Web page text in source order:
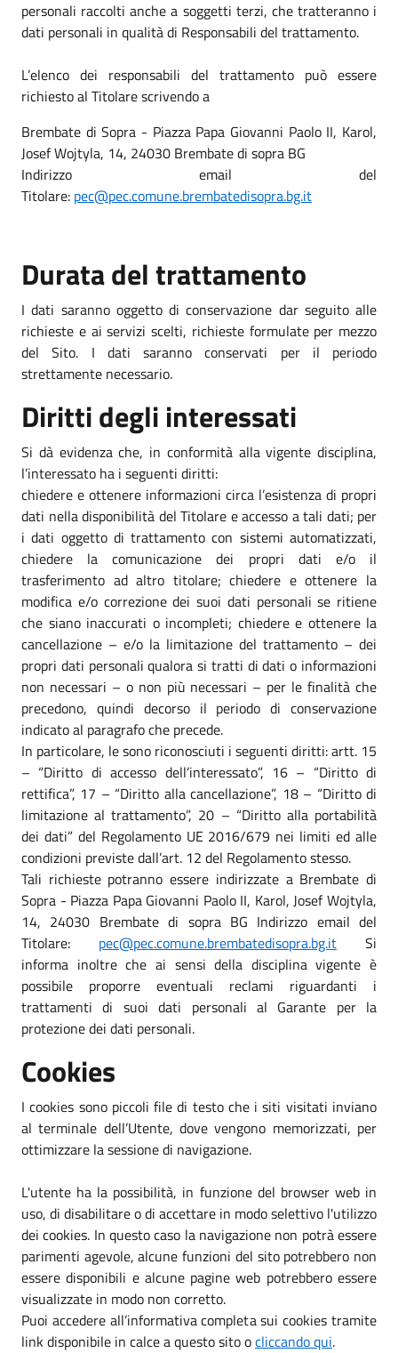
personali raccolti anche a soggetti terzi, che tratteranno i
dati personali in qualità di Responsabili del trattamento.
L’elenco dei responsabili del trattamento può essere
richiesto al Titolare scrivendo a
Brembate di Sopra - Piazza Papa Giovanni Paolo II, Karol,
Josef Wojtyla, 14, 24030 Brembate di sopra BG
Indirizzo email del
Titolare: pec@pec.comune.brembatedisopra.bg.it
Durata del trattamento
I dati saranno oggetto di conservazione dar seguito alle
richieste e ai servizi scelti, richieste formulate per mezzo
del Sito. I dati saranno conservati per il periodo
strettamente necessario.
Diritti degli interessati
Si dà evidenza che, in conformità alla vigente disciplina,
l’interessato ha i seguenti diritti:
chiedere e ottenere informazioni circa l’esistenza di propri
dati nella disponibilità del Titolare e accesso a tali dati; per
i dati oggetto di trattamento con sistemi automatizzati,
chiedere la comunicazione dei propri dati e/o il
trasferimento ad altro titolare; chiedere e ottenere la
modifica e/o correzione dei suoi dati personali se ritiene
che siano inaccurati o incompleti; chiedere e ottenere la
cancellazione – e/o la limitazione del trattamento – dei
propri dati personali qualora si tratti di dati o informazioni
non necessari – o non più necessari – per le finalità che
precedono, quindi decorso il periodo di conservazione
indicato al paragrafo che precede.
In particolare, le sono riconosciuti i seguenti diritti: artt. 15
– “Diritto di accesso dell’interessato”, 16 – “Diritto di
rettifica”, 17 – “Diritto alla cancellazione”, 18 – “Diritto di
limitazione al trattamento”, 20 – “Diritto alla portabilità
dei dati” del Regolamento UE 2016/679 nei limiti ed alle
condizioni previste dall’art. 12 del Regolamento stesso.
Tali richieste potranno essere indirizzate a Brembate di
Sopra - Piazza Papa Giovanni Paolo II, Karol, Josef Wojtyla,
14, 24030 Brembate di sopra BG Indirizzo email del
Titolare: pec@pec.comune.brembatedisopra.bg.it Si
informa inoltre che ai sensi della disciplina vigente è
possibile proporre eventuali reclami riguardanti i
trattamenti di suoi dati personali al Garante per la
protezione dei dati personali.
Cookies
I cookies sono piccoli file di testo che i siti visitati inviano
al terminale dell’Utente, dove vengono memorizzati, per
ottimizzare la sessione di navigazione.
L'utente ha la possibilità, in funzione del browser web in
uso, di disabilitare o di accettare in modo selettivo l'utilizzo
dei cookies. In questo caso la navigazione non potrà essere
parimenti agevole, alcune funzioni del sito potrebbero non
essere disponibili e alcune pagine web potrebbero essere
visualizzate in modo non corretto.
Puoi accedere all’informativa completa sui cookies tramite
link disponibile in calce a questo sito ocliccando qui.